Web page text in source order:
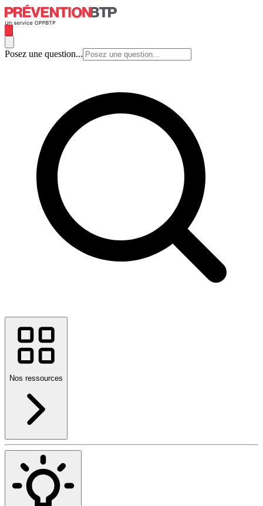
Posez une question...
Nos ressources